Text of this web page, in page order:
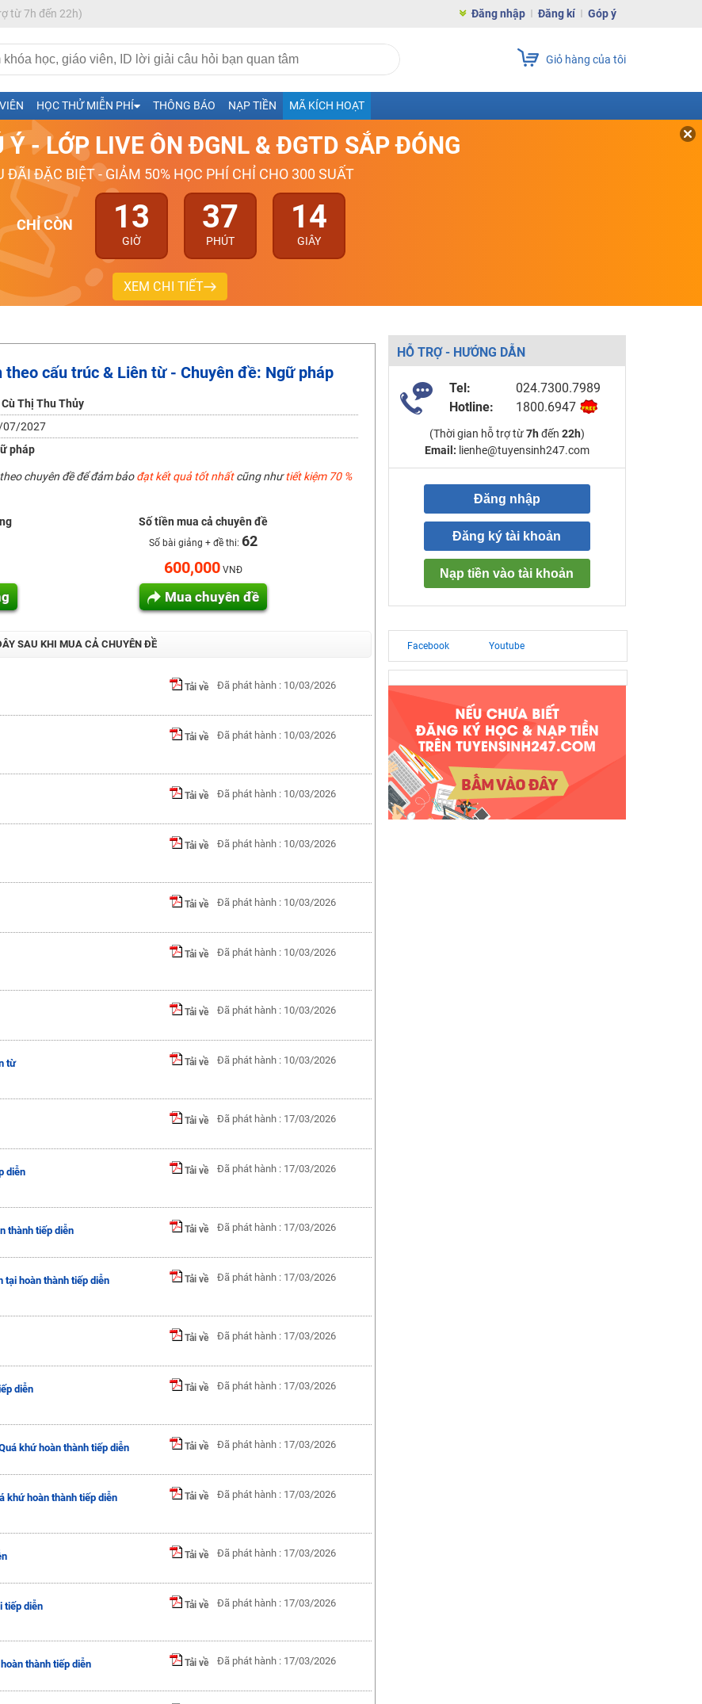
từ 7h đến 22h) Đăng nhập Đăng kí Góp ý
Giỏ hàng của tôi
HỌC THỬ MIỄN PHÍ THÔNG BÁO NẠP TIỀN MÃ KÍCH HOẠT
Ý - LỚP LIVE ÔN ĐGNL & ĐGTD SẮP ĐÓNG
ĐÃI ĐẶC BIỆT - GIẢM 50% HỌC PHÍ CHỈ CHO 300 SUẤT
CHỈ CÒN 13
GIỜ
37
PHÚT
13
GIÂY
XEM CHI TIẾT
Sử-Địa cùng Thầy Cô giỏi, nổi tiếng
2027
nhất 25 điểm
(Từ 16-18/07/2025)
giỏi và nổi tiếng
theo cấu trúc & Liên từ - Chuyên đề: Ngữ pháp
Cù Thị Thu Thủy
07/2027
pháp
chuyên đề để đảm bảođạt kết quả tốt nhấtcũng nhưtiết kiệm 70 %
Số tiền mua cả chuyên đề
Số bài giảng + đề thi: 62
600,000 VNĐ
Mua chuyên đề
SAU KHI MUA CẢ CHUYÊN ĐỀ
Tải về Đã phát hành : 10/03/2026
Tải về Đã phát hành : 10/03/2026
Tải về Đã phát hành : 10/03/2026
Tải về Đã phát hành : 10/03/2026
Tải về Đã phát hành : 10/03/2026
Tải về Đã phát hành : 10/03/2026
Tải về Đã phát hành : 10/03/2026
từ Tải về Đã phát hành : 10/03/2026
Tải về Đã phát hành : 17/03/2026
diễn Tải về Đã phát hành : 17/03/2026
thành tiếp diễn Tải về Đã phát hành : 17/03/2026
tại hoàn thành tiếp diễn Tải về Đã phát hành : 17/03/2026
Tải về Đã phát hành : 17/03/2026
diễn Tải về Đã phát hành : 17/03/2026
khứ hoàn thành tiếp diễn Tải về Đã phát hành : 17/03/2026
khứ hoàn thành tiếp diễn Tải về Đã phát hành : 17/03/2026
Tải về Đã phát hành : 17/03/2026
tiếp diễn Tải về Đã phát hành : 17/03/2026
thành tiếp diễn Tải về Đã phát hành : 17/03/2026
HỖ TRỢ - HƯỚNG DẪN
Tel:
024.7300.7989
Hotline:
1800.6947
(Thời gian hỗ trợ từ7h đến 22h)
Email: lienhe@tuyensinh247.com
Đăng nhập
Đăng ký tài khoản
Nạp tiền vào tài khoản
Facebook Youtube